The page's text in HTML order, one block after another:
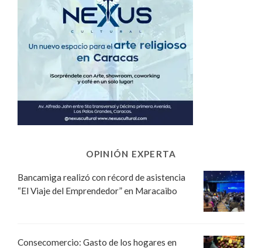
OPINIÓN EXPERTA
Bancamiga realizó con récord de asistencia
“El Viaje del Emprendedor” en Maracaibo
Consecomercio: Gasto de los hogares en